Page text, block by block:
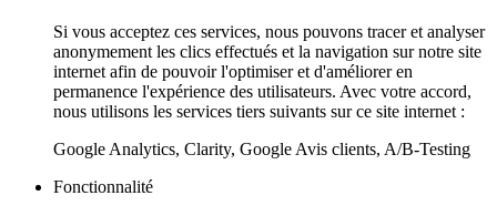
Si vous acceptez ces services, nous pouvons tracer et analyser
anonymement les clics effectués et la navigation sur notre site
internet afin de pouvoir l'optimiser et d'améliorer en
permanence l'expérience des utilisateurs. Avec votre accord,
nous utilisons les services tiers suivants sur ce site internet :
Google Analytics, Clarity, Google Avis clients, A/B-Testing
Fonctionnalité